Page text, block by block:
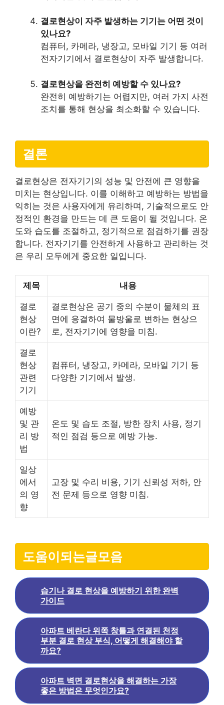
결로현상이 자주 발생하는 기기는 어떤 것이
있나요?
컴퓨터, 카메라, 냉장고, 모바일 기기 등 여러
전자기기에서 결로현상이 자주 발생합니다.
결로현상을 완전히 예방할 수 있나요?
완전히 예방하기는 어렵지만, 여러 가지 사전
조치를 통해 현상을 최소화할 수 있습니다.
결론
결로현상은 전자기기의 성능 및 안전에 큰 영향을
미치는 현상입니다. 이를 이해하고 예방하는 방법을
익히는 것은 사용자에게 유리하며, 기술적으로도 안
정적인 환경을 만드는 데 큰 도움이 될 것입니다. 온
도와 습도를 조절하고, 정기적으로 점검하기를 권장
합니다. 전자기기를 안전하게 사용하고 관리하는 것
은 우리 모두에게 중요한 일입니다.
제목 내용
결로
현상
이란?
결로현상은 공기 중의 수분이 물체의 표
면에 응결하여 물방울로 변하는 현상으
로, 전자기기에 영향을 미침.
결로
현상
관련
기기
컴퓨터, 냉장고, 카메라, 모바일 기기 등
다양한 기기에서 발생.
예방
및 관
리 방
법
온도 및 습도 조절, 방한 장치 사용, 정기
적인 점검 등으로 예방 가능.
일상
에서
의 영
향
고장 및 수리 비용, 기기 신뢰성 저하, 안
전 문제 등으로 영향 미침.
도움이되는글모음
습기나 결로 현상을 예방하기 위한 완벽
가이드
아파트 베란다 위쪽 창틀과 연결된 천정
부분 결로 현상 부식, 어떻게 해결해야 할
까요?
아파트 벽면 결로현상을 해결하는 가장
좋은 방법은 무엇인가요?